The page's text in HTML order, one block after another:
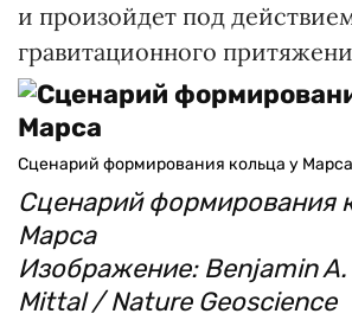
и произойдет под
гравитационного
Сценарий формирования кольца у Марса
Сценарий формирования
Марса
Изображение: Benjamin A.
Mittal / Nature Geoscience